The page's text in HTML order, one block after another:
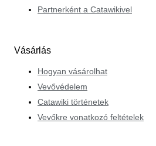
Partnerként a Catawikivel
Vásárlás
Hogyan vásárolhat
Vevővédelem
Catawiki történetek
Vevőkre vonatkozó feltételek